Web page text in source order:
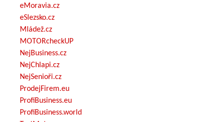
eMoravia.cz
eSlezsko.cz
Mládež.cz
MOTORcheckUP
NejBusiness.cz
NejChlapi.cz
NejSenioři.cz
ProdejFirem.eu
ProfiBusiness.eu
ProfiBusiness.world